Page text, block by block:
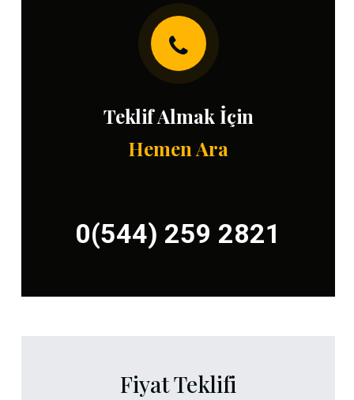
Teklif Almak İçin
Hemen Ara
0(544) 259 2821
Fiyat Teklifi